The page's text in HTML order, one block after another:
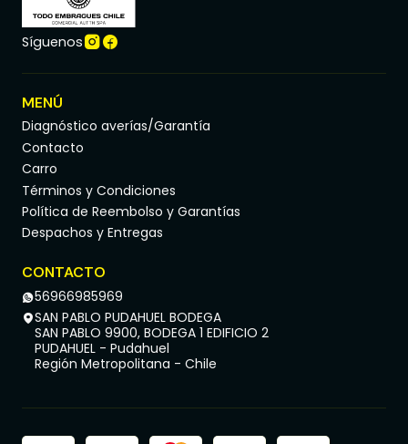
Síguenos
MENÚ
Diagnóstico averías/Garantía
Contacto
Carro
Términos y Condiciones
Política de Reembolso y Garantías
Despachos y Entregas
CONTACTO
56966985969
SAN PABLO PUDAHUEL BODEGA
SAN PABLO 9900, BODEGA 1 EDIFICIO 2
PUDAHUEL - Pudahuel
Región Metropolitana - Chile